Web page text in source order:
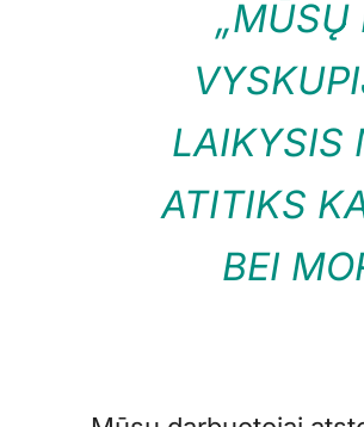
„MŪSŲ
LAIKYSIS
ATITIKS
BEI